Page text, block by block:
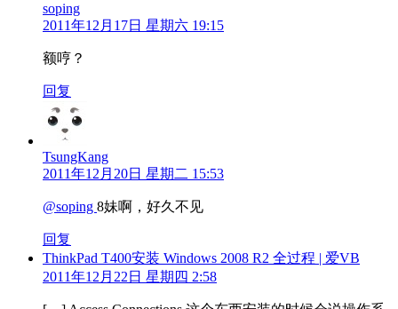
soping
2011年12月17日 星期六 19:15
额哼？
回复
TsungKang
2011年12月20日 星期二 15:53
@soping 8妹啊，好久不见
回复
ThinkPad T400安装 Windows 2008 R2 全过程 | 爱VB
2011年12月22日 星期四 2:58